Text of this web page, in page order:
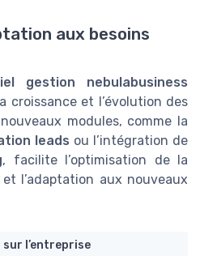
aux besoins
gestion
nebulabusiness
croissance et l’évolution des
modules, comme la
leads ou l’intégration de
, facilite l’optimisation de la
et l’adaptation aux nouveaux
sur l’entreprise